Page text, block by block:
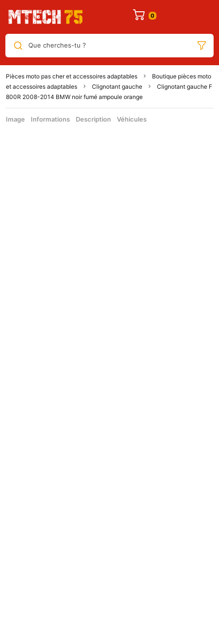
Que cherches-tu ?
Pièces moto pas cher et accessoires adaptables
Boutique pièces moto
et accessoires adaptables
Clignotant gauche
Clignotant gauche F
800R 2008-2014 BMW noir fumé ampoule orange
Image Informations Description Véhicules